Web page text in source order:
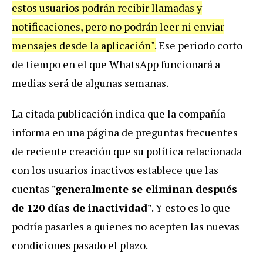
estos usuarios podrán recibir llamadas y
notificaciones, pero no podrán leer ni enviar
mensajes desde la aplicación".Ese periodo corto
de tiempo en el que WhatsApp funcionará a
medias será de algunas semanas.
La citada publicación indica que la compañía
informa en una página de preguntas frecuentes
de reciente creación que su política relacionada
con los usuarios inactivos establece que las
cuentas "generalmente se eliminan después
de 120 días de inactividad". Y esto es lo que
podría pasarles a quienes no acepten las nuevas
condiciones pasado el plazo.